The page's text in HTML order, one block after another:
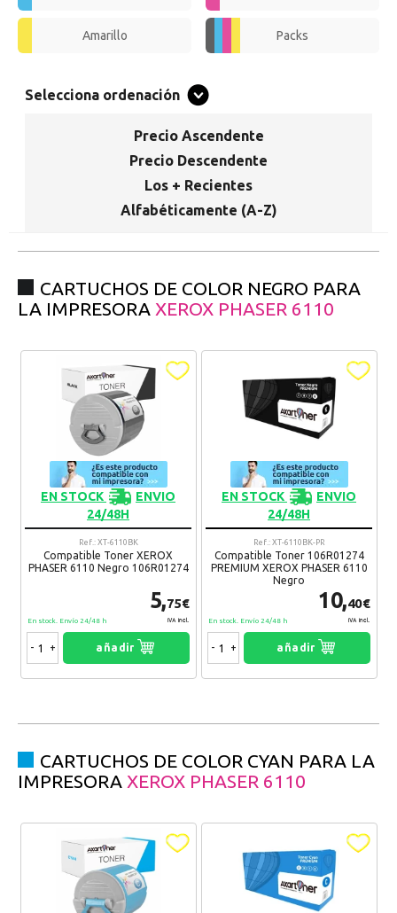
Recibe nuestras promociones y ofertas suscribiéndote a nuestro
Ventajas para miembros
Accede a descuentos exclusivos y ofertas en toda la gama de
registro distribuidor
Amarillo Packs
Selecciona ordenación
Precio Ascendente
Precio Descendente
Los + Recientes
Alfabéticamente (A-Z)
CARTUCHOS DE COLOR NEGRO PARA
LA IMPRESORA XEROX PHASER 6110
EN STOCK
ENVIO
24/48H
Ref.: XT-6110BK
Compatible Toner XEROX
PHASER 6110 Negro 106R01274
5,75€
IVA Incl.
En stock. Envío 24/48 h
- + añadir
EN STOCK
ENVIO
24/48H
Ref.: XT-6110BK-PR
Compatible Toner 106R01274
PREMIUM XEROX PHASER 6110
Negro
10,40€
IVA Incl.
En stock. Envío 24/48 h
- + añadir
CARTUCHOS DE COLOR CYAN PARA LA
IMPRESORA XEROX PHASER 6110